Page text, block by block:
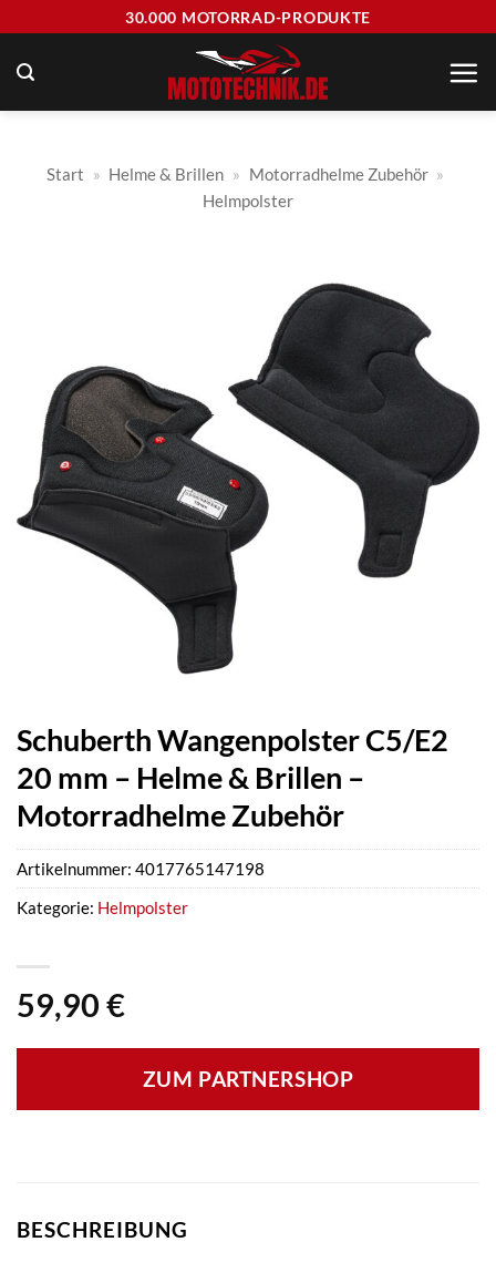
springen
30.000 MOTORRAD-PRODUKTE
Start » Helme & Brillen » Motorradhelme Zubehör »
Helmpolster
Schuberth Wangenpolster C5/E2
20 mm – Helme & Brillen –
Motorradhelme Zubehör
59,90 €
ZUM PARTNERSHOP
Artikelnummer: 4017765147198
Kategorie: Helmpolster
BESCHREIBUNG